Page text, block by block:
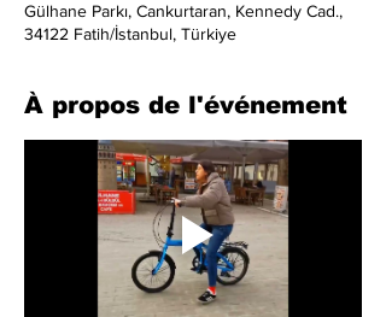
Gülhane Parkı, Cankurtaran, Kennedy Cad.,
34122 Fatih/İstanbul, Türkiye
À propos de l'événement